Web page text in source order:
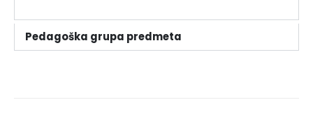
Pedagoška grupa predmeta